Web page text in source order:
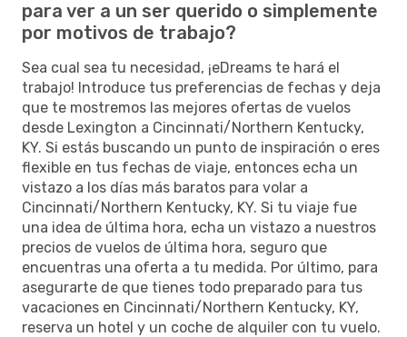
para ver a un ser querido o simplemente
por motivos de trabajo?
Sea cual sea tu necesidad, ¡eDreams te hará el
trabajo! Introduce tus preferencias de fechas y deja
que te mostremos las mejores ofertas de vuelos
desde Lexington a Cincinnati/Northern Kentucky,
KY. Si estás buscando un punto de inspiración o eres
flexible en tus fechas de viaje, entonces echa un
vistazo a los días más baratos para volar a
Cincinnati/Northern Kentucky, KY. Si tu viaje fue
una idea de última hora, echa un vistazo a nuestros
precios de vuelos de última hora, seguro que
encuentras una oferta a tu medida. Por último, para
asegurarte de que tienes todo preparado para tus
vacaciones en Cincinnati/Northern Kentucky, KY,
reserva un hotel y un coche de alquiler con tu vuelo.